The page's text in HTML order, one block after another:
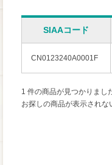
SIAAコード
CN0123240A0001F
1 件の商品が見つかりまし
お探しの商品が表示され